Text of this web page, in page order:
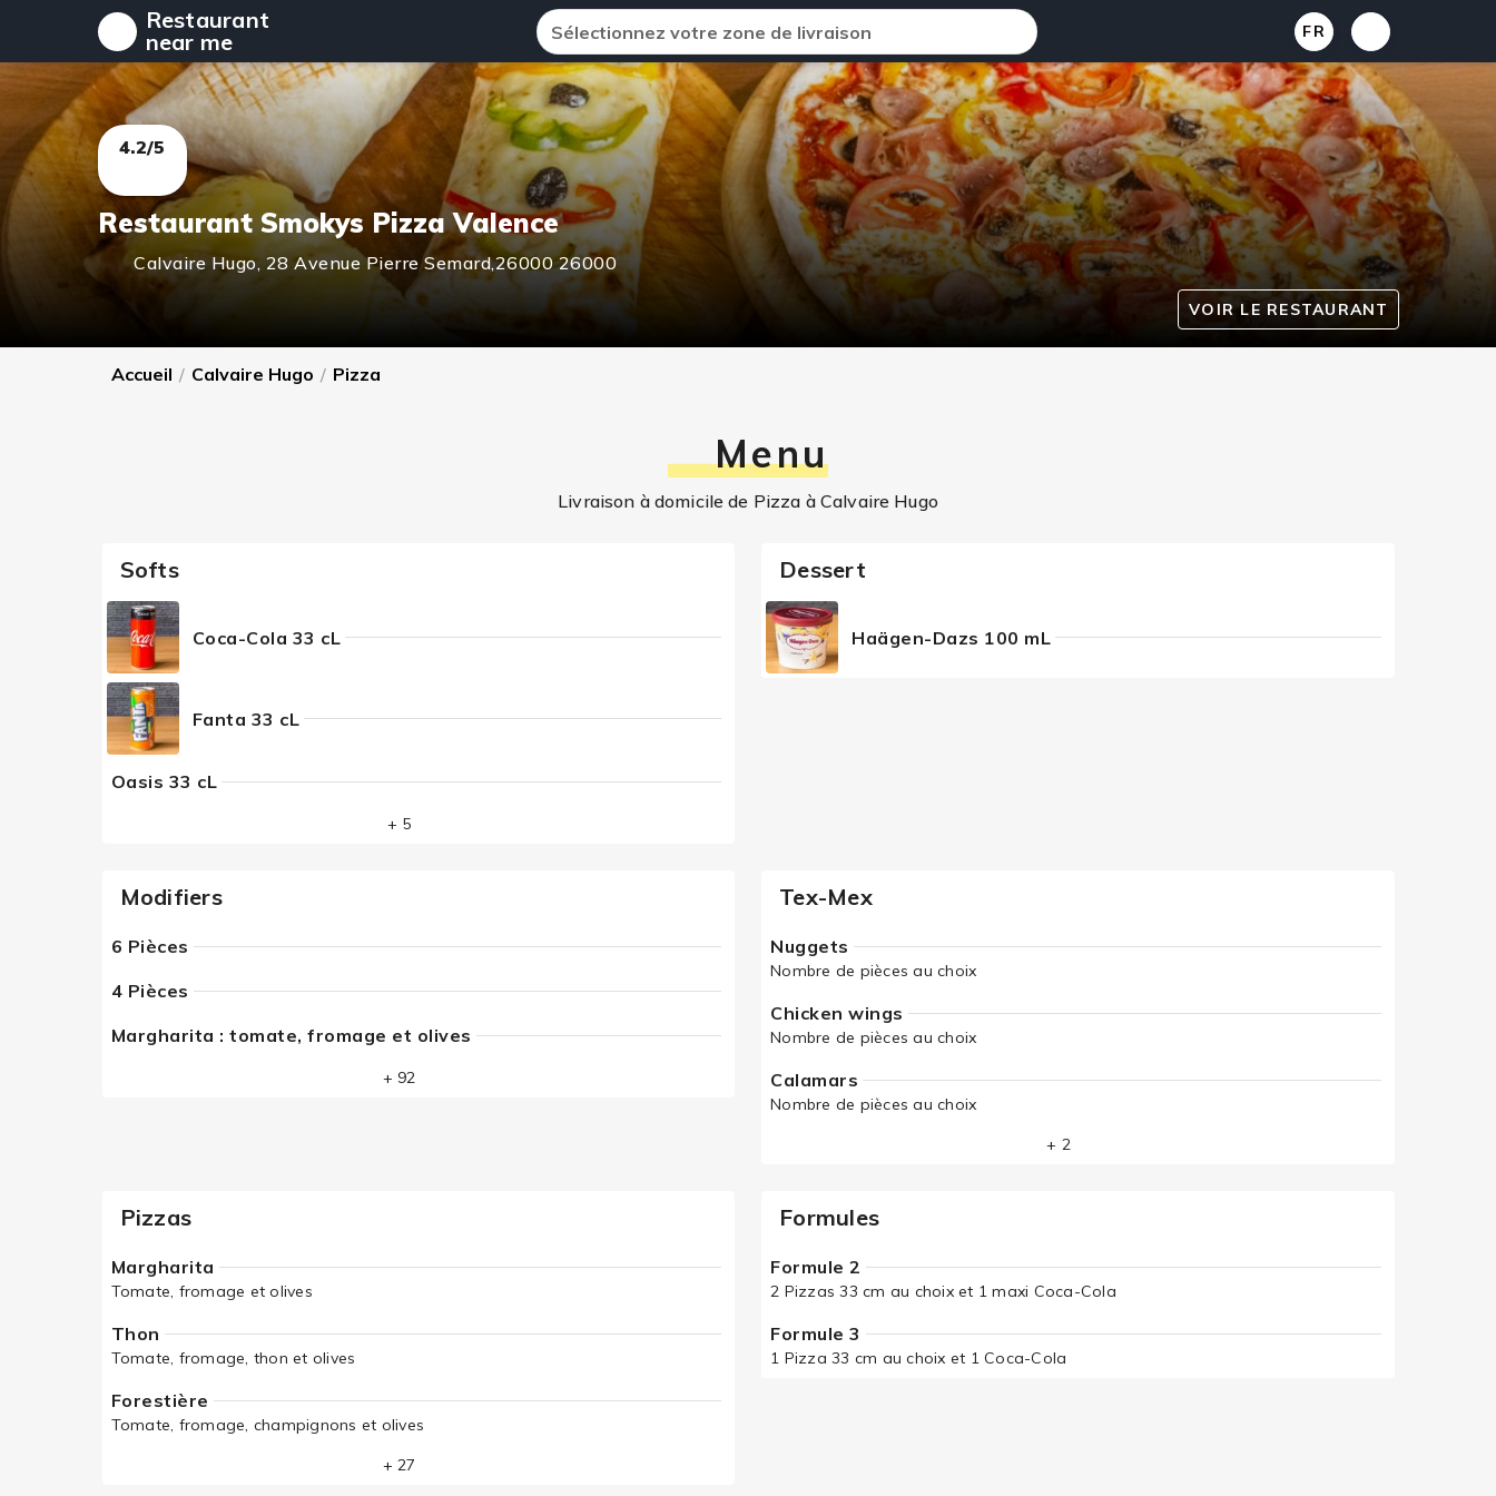
Restaurant
near me
Sélectionnez votre zone de livraison FR
4.2/5
Restaurant Smokys Pizza Valence
Calvaire Hugo, 28 Avenue Pierre Semard,26000 26000
VOIR LE RESTAURANT
Accueil / Calvaire Hugo / Pizza
Menu
Livraison à domicile de Pizza à Calvaire Hugo
Softs
Coca-Cola 33 cL
Fanta 33 cL
Oasis 33 cL
+ 5
Dessert
Haägen-Dazs 100 mL
Modifiers
6 Pièces
4 Pièces
Margharita : tomate, fromage et olives
+ 92
Tex-Mex
Nuggets
Nombre de pièces au choix
Chicken wings
Nombre de pièces au choix
Calamars
Nombre de pièces au choix
+ 2
Pizzas
Margharita
Tomate, fromage et olives
Thon
Tomate, fromage, thon et olives
Forestière
Tomate, fromage, champignons et olives
+ 27
Formules
Formule 2
2 Pizzas 33 cm au choix et 1 maxi Coca-Cola
Formule 3
1 Pizza 33 cm au choix et 1 Coca-Cola